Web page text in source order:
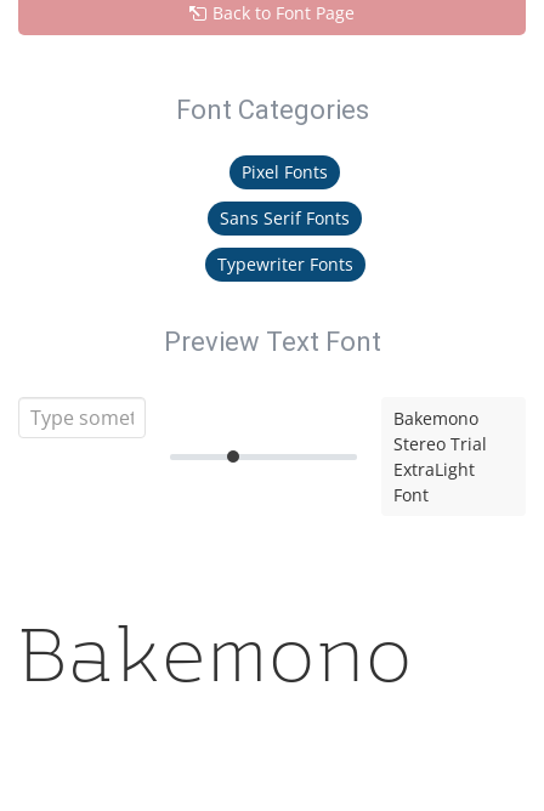
Back to Font Page
Font Categories
Pixel Fonts
Sans Serif Fonts
Typewriter Fonts
Preview Text Font
Bakemono
Stereo Trial
ExtraLight
Font
Bakemono